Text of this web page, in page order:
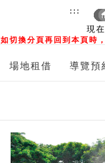
現
如切換分頁再回到本頁時
:::
場地租借 導覽預